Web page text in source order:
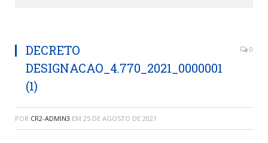
DECRETO
DESIGNACAO_4.770_2021_0000001
(1)
0
POR CR2-ADMIN3 EM 25 DE AGOSTO DE 2021